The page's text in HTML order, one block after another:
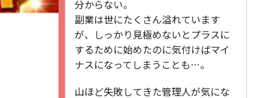
分からない。
副業は世にたくさん溢れています
が、しっかり見極めないとプラスに
するために始めたのに気付けばマイ
ナスになってしまうことも…。
山ほど失敗してきた管理人が気にな